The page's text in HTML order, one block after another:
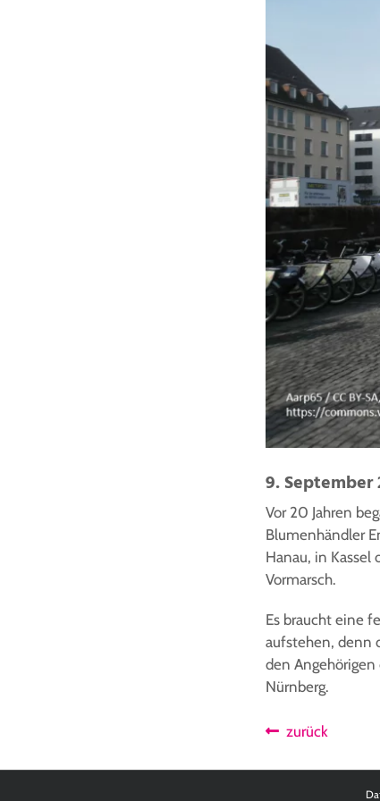
9. September
Vor 20 Jahren
Blumenhändler
Hanau, in Kassel
Vormarsch.
Es braucht eine
aufstehen, denn
den Angehörigen
Nürnberg.
zurück